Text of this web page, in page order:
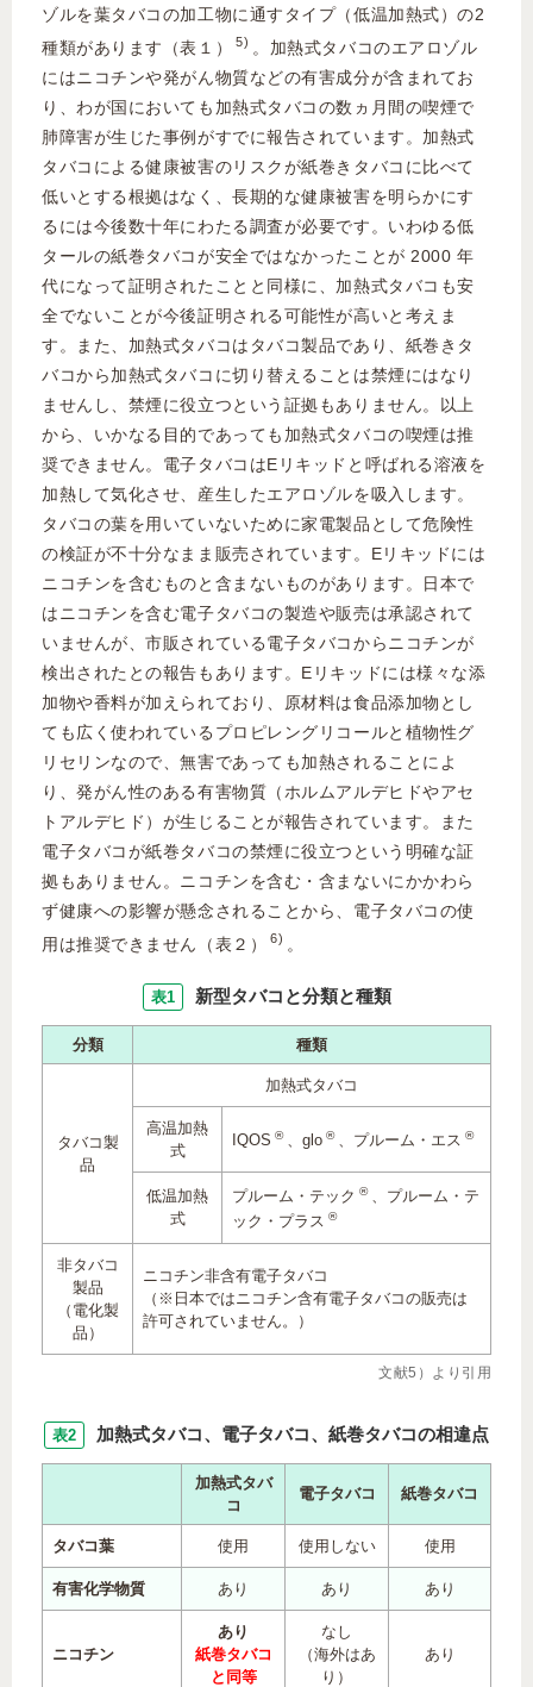
ゾルを葉タバコの加工物に通すタイプ（低温加熱式）の2
種類があります（表１）
5) 。加熱式タバコのエアロゾル
にはニコチンや発がん物質などの有害成分が含まれてお
り、わが国においても加熱式タバコの数ヵ月間の喫煙で
肺障害が生じた事例がすでに報告されています。加熱式
タバコによる健康被害のリスクが紙巻きタバコに比べて
低いとする根拠はなく、長期的な健康被害を明らかにす
るには今後数十年にわたる調査が必要です。いわゆる低
タールの紙巻タバコが安全ではなかったことが 2000 年
代になって証明されたことと同様に、加熱式タバコも安
全でないことが今後証明される可能性が高いと考えま
す。また、加熱式タバコはタバコ製品であり、紙巻きタ
バコから加熱式タバコに切り替えることは禁煙にはなり
ませんし、禁煙に役立つという証拠もありません。以上
から、いかなる目的であっても加熱式タバコの喫煙は推
奨できません。電子タバコはEリキッドと呼ばれる溶液を
加熱して気化させ、産生したエアロゾルを吸入します。
タバコの葉を用いていないために家電製品として危険性
の検証が不十分なまま販売されています。Eリキッドには
ニコチンを含むものと含まないものがあります。日本で
はニコチンを含む電子タバコの製造や販売は承認されて
いませんが、市販されている電子タバコからニコチンが
検出されたとの報告もあります。Eリキッドには様々な添
加物や香料が加えられており、原材料は食品添加物とし
ても広く使われているプロピレングリコールと植物性グ
リセリンなので、無害であっても加熱されることによ
り、発がん性のある有害物質（ホルムアルデヒドやアセ
トアルデヒド）が生じることが報告されています。また
電子タバコが紙巻タバコの禁煙に役立つという明確な証
拠もありません。ニコチンを含む・含まないにかかわら
ず健康への影響が懸念されることから、電子タバコの使
用は推奨できません（表２）
6) 。
表1 新型タバコと分類と種類
分類 種類
タバコ製
品
加熱式タバコ
高温加熱
式
IQOS ® 、glo ® 、プルーム・エス ®
低温加熱
式
プルーム・テック ®
、プルーム・テ
ック・プラス ®
非タバコ
製品
（電化製
品）
ニコチン非含有電子タバコ
（※日本ではニコチン含有電子タバコの販売は
許可されていません。）
文献5）より引用
表2 加熱式タバコ、電子タバコ、紙巻タバコの相違点
加熱式タバ
コ
電子タバコ 紙巻タバコ
タバコ葉 使用 使用しない 使用
有害化学物質 あり あり あり
ニコチン
あり
紙巻タバコ
と同等
なし
（海外はあ
り）
あり